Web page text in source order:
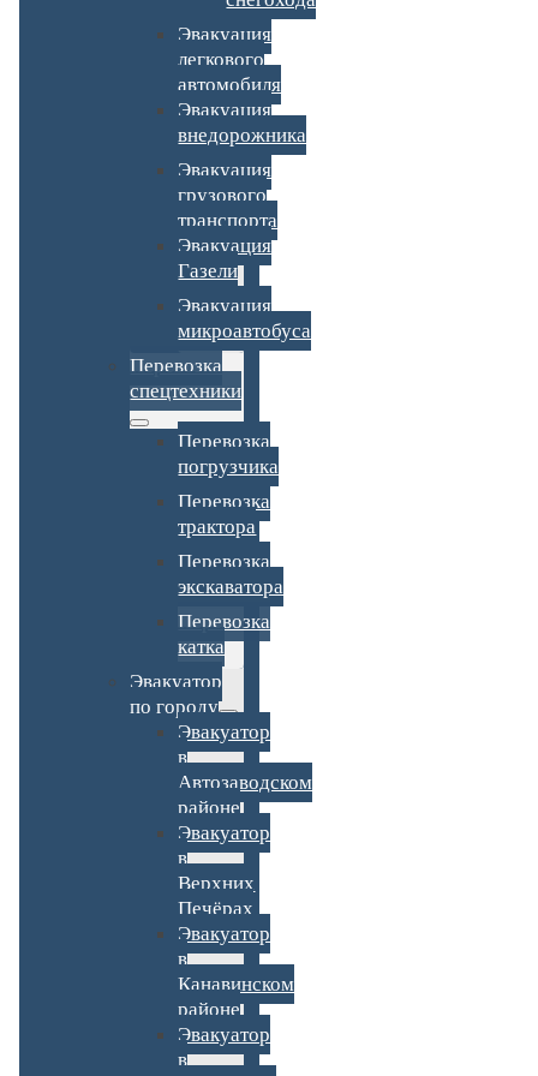
Эвакуация
легкового
автомобиля
Эвакуация
внедорожника
Эвакуация
грузового
транспорта
Эвакуация
Газели
Эвакуация
микроавтобуса
Перевозка
спецтехники
Перевозка
погрузчика
Перевозка
трактора
Перевозка
экскаватора
Перевозка
катка
Эвакуатор
по городу
Эвакуатор
в
Автозаводском
районе
Эвакуатор
в
Верхних
Печёрах
Эвакуатор
в
Канавинском
районе
Эвакуатор
в